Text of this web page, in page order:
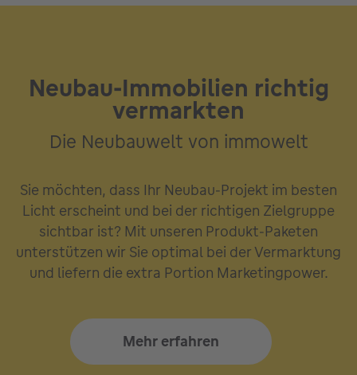
Neubau-Immobilien richtig
vermarkten
Die Neubauwelt von immowelt
Sie möchten, dass Ihr Neubau-Projekt im besten
Licht erscheint und bei der richtigen Zielgruppe
sichtbar ist? Mit unseren Produkt-Paketen
unterstützen wir Sie optimal bei der Vermarktung
und liefern die extra Portion Marketingpower.
Mehr erfahren